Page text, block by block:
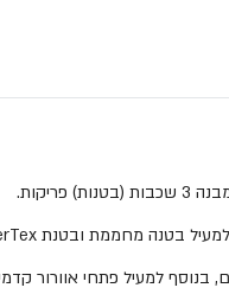
בנוסף למעיל פתחי אוורור